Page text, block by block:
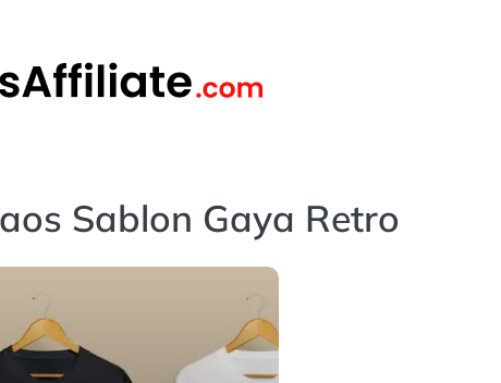
Sablon Gaya Retro